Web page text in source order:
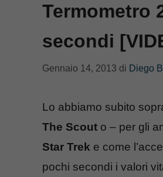
Termometro
secondi
Gennaio 14, 2013 di Diego
Lo abbiamo subito
The Scout o – per gli
Star Trek e come
pochi secondi i valori